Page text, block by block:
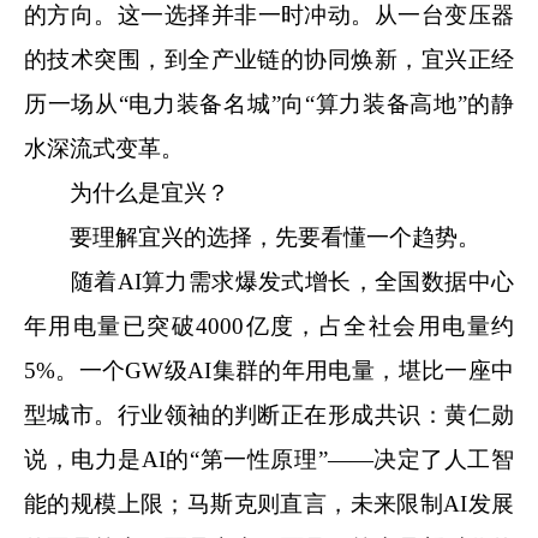
的方向。 这一选择并非一时冲动。从一台变压器
的技术突围，到全产业链的协同焕新，宜兴正经
历一场从“电力装备名城”向“算力装备高地”的静
水深流式变革。
为什么是宜兴？
要理解宜兴的选择，先要看懂一个趋势。
随着AI算力需求爆发式增长，全国数据中心
年用电量已突破4000亿度，占全社会用电量约
5%。一个GW级AI集群的年用电量，堪比一座中
型城市。行业领袖的判断正在形成共识：黄仁勋
说，电力是AI的“第一性原理”——决定了人工智
能的规模上限；马斯克则直言，未来限制AI发展